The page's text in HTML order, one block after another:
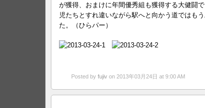
が獲得、おまけに年間優秀組も獲得する大健闘
児たちとすれ違いながら駅へと向かう道ではも
た。（ひらパー）
Posted by fujiv on 2013年03月24日 at 9:00 AM